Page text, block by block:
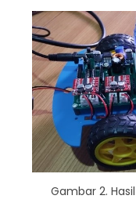
Gambar 2.